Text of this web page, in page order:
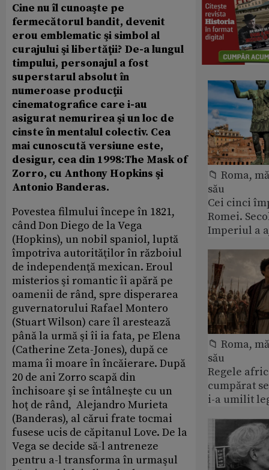
Cine nu îl cunoaşte pe
fermecătorul bandit, devenit
erou emblematic şi simbol al
curajului şi libertăţii? De-a lungul
timpului, personajul a fost
superstarul absolut în
numeroase producţii
cinematografice care i-au
asigurat nemurirea şi un loc de
cinste în mentalul colectiv. Cea
mai cunoscută versiune este,
desigur, cea din 1998:The Mask of
Zorro, cu Anthony Hopkins şi
Antonio Banderas.
Povestea filmului începe în 1821,
când Don Diego de la Vega
(Hopkins), un nobil spaniol, luptă
împotriva autorităţilor în războiul
de independenţă mexican. Eroul
misterios şi romantic îi apără pe
oamenii de rând, spre disperarea
guvernatorului Rafael Montero
(Stuart Wilson) care îl arestează
până la urmă şi îi ia fata, pe Elena
(Catherine Zeta-Jones), după ce
mama îi moare în încăierare. După
20 de ani Zorro scapă din
închisoare şi se întâlneşte cu un
hoţ de rând, Alejandro Murieta
(Banderas), al cărui frate tocmai
fusese ucis de căpitanul Love. De la
Vega se decide să-l antreneze
pentru a-l transforma în urmaşul
📁 Roma,
său
Cei cinci
Romei.
Imperiul a
📁 Roma,
său
Regele
cumpărat
i-a umilit